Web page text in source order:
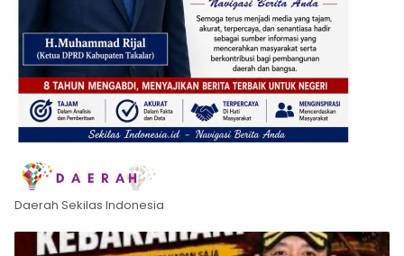
Daerah Sekilas Indonesia